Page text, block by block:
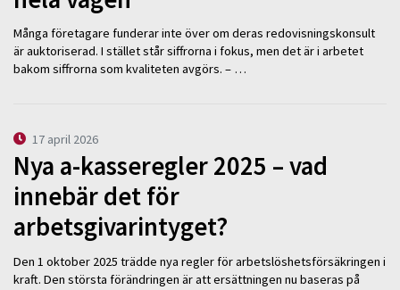
Många företagare funderar inte över om deras redovisningskonsult
är auktoriserad. I stället står siffrorna i fokus, men det är i arbetet
bakom siffrorna som kvaliteten avgörs. – …
17 april 2026
Nya a-kasseregler 2025 – vad
innebär det för
arbetsgivarintyget?
Den 1 oktober 2025 trädde nya regler för arbetslöshetsförsäkringen i
kraft. Den största förändringen är att ersättningen nu baseras på